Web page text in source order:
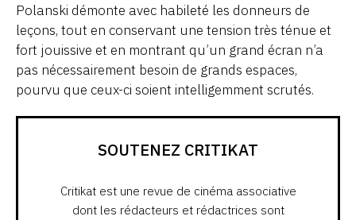
Polanski démonte avec habileté les donneurs de
leçons, tout en conservant une tension très ténue et
fort jouissive et en montrant qu’un grand écran n’a
pas nécessairement besoin de grands espaces,
pourvu que ceux-ci soient intelligemment scrutés.
SOUTENEZ CRITIKAT
Critikat est une revue de cinéma associative
dont les rédacteurs et rédactrices sont